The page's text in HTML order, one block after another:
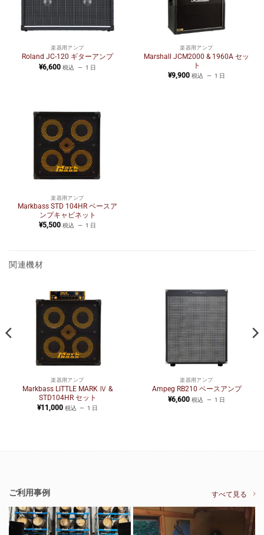
楽器用アンプ
Roland JC-120 ギターアンプ
¥6,600 税込 1 日
楽器用アンプ
Marshall JCM2000 & 1960A セッ
ト
¥9,900 税込 1 日
楽器用アンプ
Markbass STD 104HR ベースア
ンプキャビネット
¥5,500 税込 1 日
関連機材
楽器用アンプ
Markbass LITTLE MARK Ⅳ &
STD104HR セット
¥11,000 税込 1 日
楽器用アンプ
Ampeg RB210 ベースアンプ
¥6,600 税込 1 日
ご利用事例 すべて見る